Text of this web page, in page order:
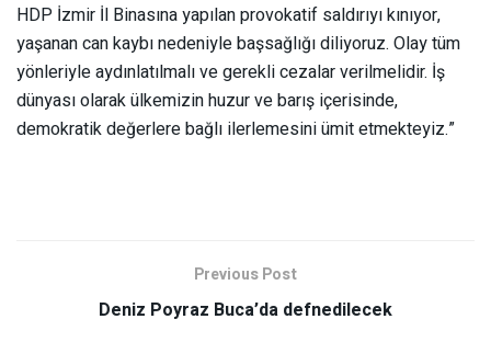
HDP İzmir İl Binasına yapılan provokatif saldırıyı kınıyor,
yaşanan can kaybı nedeniyle başsağlığı diliyoruz. Olay tüm
yönleriyle aydınlatılmalı ve gerekli cezalar verilmelidir. İş
dünyası olarak ülkemizin huzur ve barış içerisinde,
demokratik değerlere bağlı ilerlemesini ümit etmekteyiz.”
Previous Post
Deniz Poyraz Buca’da defnedilecek